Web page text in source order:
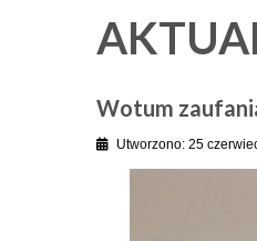
Wotum
Utworzono: 25